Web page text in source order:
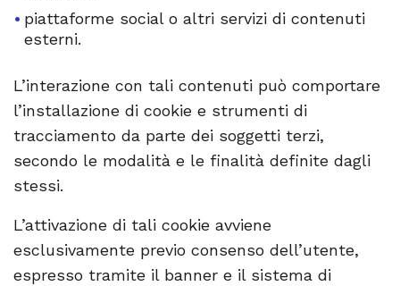
piattaforme social o altri servizi di contenuti
esterni.
L’interazione con tali contenuti può comportare
l’installazione di cookie e strumenti di
tracciamento da parte dei soggetti terzi,
secondo le modalità e le finalità definite dagli
stessi.
L’attivazione di tali cookie avviene
esclusivamente previo consenso dell’utente,
espresso tramite il banner e il sistema di